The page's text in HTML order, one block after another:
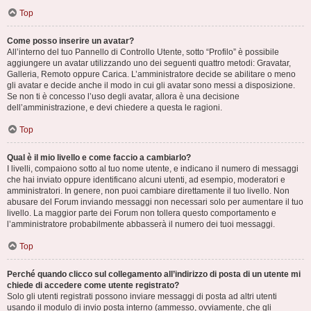
Top
Come posso inserire un avatar?
All’interno del tuo Pannello di Controllo Utente, sotto “Profilo” è possibile
aggiungere un avatar utilizzando uno dei seguenti quattro metodi: Gravatar,
Galleria, Remoto oppure Carica. L’amministratore decide se abilitare o meno
gli avatar e decide anche il modo in cui gli avatar sono messi a disposizione.
Se non ti è concesso l’uso degli avatar, allora è una decisione
dell’amministrazione, e devi chiedere a questa le ragioni.
Top
Qual è il mio livello e come faccio a cambiarlo?
I livelli, compaiono sotto al tuo nome utente, e indicano il numero di messaggi
che hai inviato oppure identificano alcuni utenti, ad esempio, moderatori e
amministratori. In genere, non puoi cambiare direttamente il tuo livello. Non
abusare del Forum inviando messaggi non necessari solo per aumentare il tuo
livello. La maggior parte dei Forum non tollera questo comportamento e
l’amministratore probabilmente abbasserà il numero dei tuoi messaggi.
Top
Perché quando clicco sul collegamento all’indirizzo di posta di un utente mi
chiede di accedere come utente registrato?
Solo gli utenti registrati possono inviare messaggi di posta ad altri utenti
usando il modulo di invio posta interno (ammesso, ovviamente, che gli